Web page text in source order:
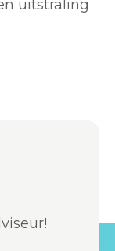
uitstraling